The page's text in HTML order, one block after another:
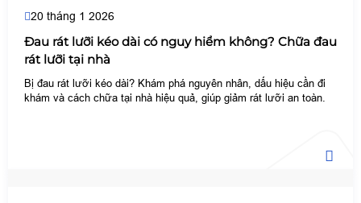
20 tháng 1 2026
Đau rát lưỡi kéo dài có nguy hiểm không? Chữa đau
rát lưỡi tại nhà
Bị đau rát lưỡi kéo dài? Khám phá nguyên nhân, dấu hiệu cần đi
khám và cách chữa tại nhà hiệu quả, giúp giảm rát lưỡi an toàn.